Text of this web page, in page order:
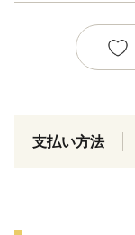
支払い方法